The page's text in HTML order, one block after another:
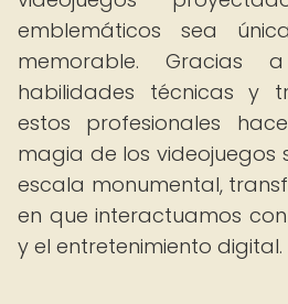
emblemáticos sea
memorable. Gracias
habilidades técnicas y
estos profesionales
magia de los videojuegos
escala monumental,
en que interactuamos
y el entretenimiento digital.